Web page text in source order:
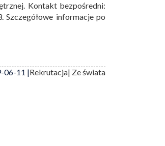
Kontakt bezpośredni:
informacje po
06-11 |Rekrutacja| Ze świata